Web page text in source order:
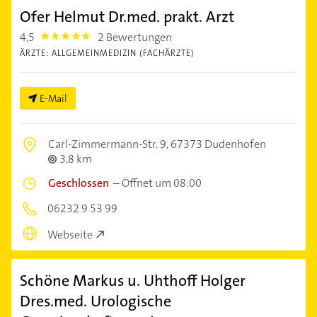
Ofer Helmut Dr.med. prakt. Arzt
4,5 4.5 2 Bewertungen
ÄRZTE: ALLGEMEINMEDIZIN (FACHÄRZTE)
E-Mail
Carl-Zimmermann-Str. 9,67373 Dudenhofen
3,8 km
Geschlossen –Öffnet um 08:00
06232 9 53 99
Webseite
Schöne Markus u. Uhthoff Holger
Dres.med. Urologische